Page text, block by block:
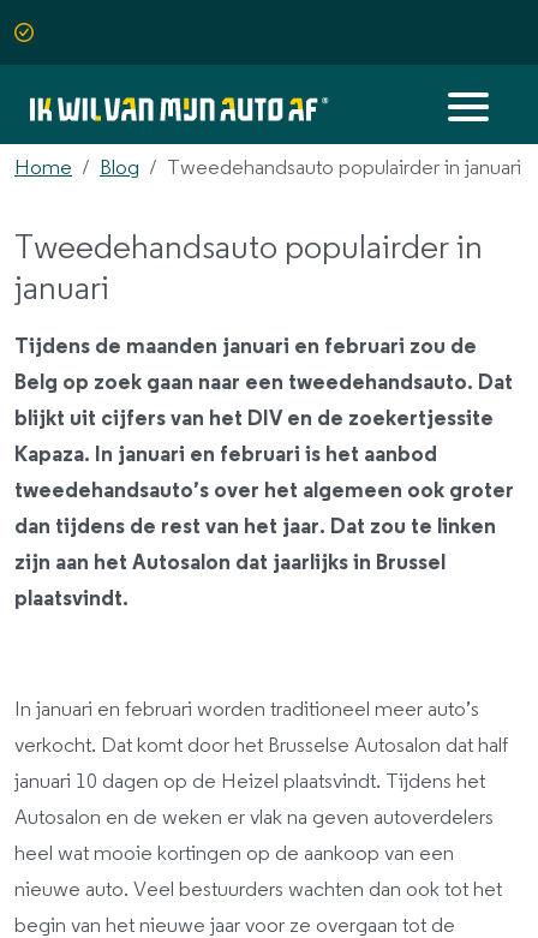
Home Blog Tweedehandsauto populairder in januari
Tweedehandsauto populairder in
januari
Tijdens de maanden januari en februari zou de
Belg op zoek gaan naar een tweedehandsauto. Dat
blijkt uit cijfers van het DIV en de zoekertjessite
Kapaza. In januari en februari is het aanbod
tweedehandsauto’s over het algemeen ook groter
dan tijdens de rest van het jaar. Dat zou te linken
zijn aan het Autosalon dat jaarlijks in Brussel
plaatsvindt.
In januari en februari worden traditioneel meer auto’s
verkocht. Dat komt door het Brusselse Autosalon dat half
januari 10 dagen op de Heizel plaatsvindt. Tijdens het
Autosalon en de weken er vlak na geven autoverdelers
heel wat mooie kortingen op de aankoop van een
nieuwe auto. Veel bestuurders wachten dan ook tot het
begin van het nieuwe jaar voor ze overgaan tot de